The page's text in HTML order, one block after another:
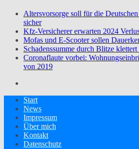
Altersvorsorge soll für die
sicher
Kfz-Versicherer erwarten 2024
Mofas und E-Scooter sollen
Schadenssumme durch Blitze
Coronaflaute vorbei:
von 2019
Start
News
Impressum
Über mich
Kontakt
Datenschutz